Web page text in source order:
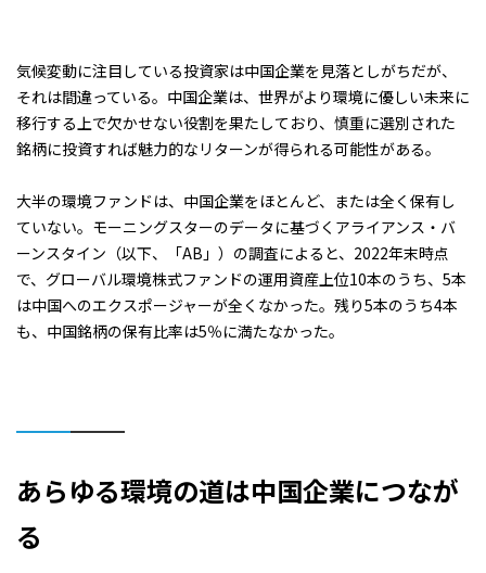
気候変動に注目している投資家は中国企業を見落としがちだが、
それは間違っている。中国企業は、世界がより環境に優しい未来に
移行する上で欠かせない役割を果たしており、慎重に選別された
銘柄に投資すれば魅力的なリターンが得られる可能性がある。
大半の環境ファンドは、中国企業をほとんど、または全く保有し
ていない。モーニングスターのデータに基づくアライアンス・バ
ーンスタイン（以下、「AB」）の調査によると、2022年末時点
で、グローバル環境株式ファンドの運用資産上位10本のうち、5本
は中国へのエクスポージャーが全くなかった。残り5本のうち4本
も、中国銘柄の保有比率は5％に満たなかった。
あらゆる環境の道は中国企業につなが
る